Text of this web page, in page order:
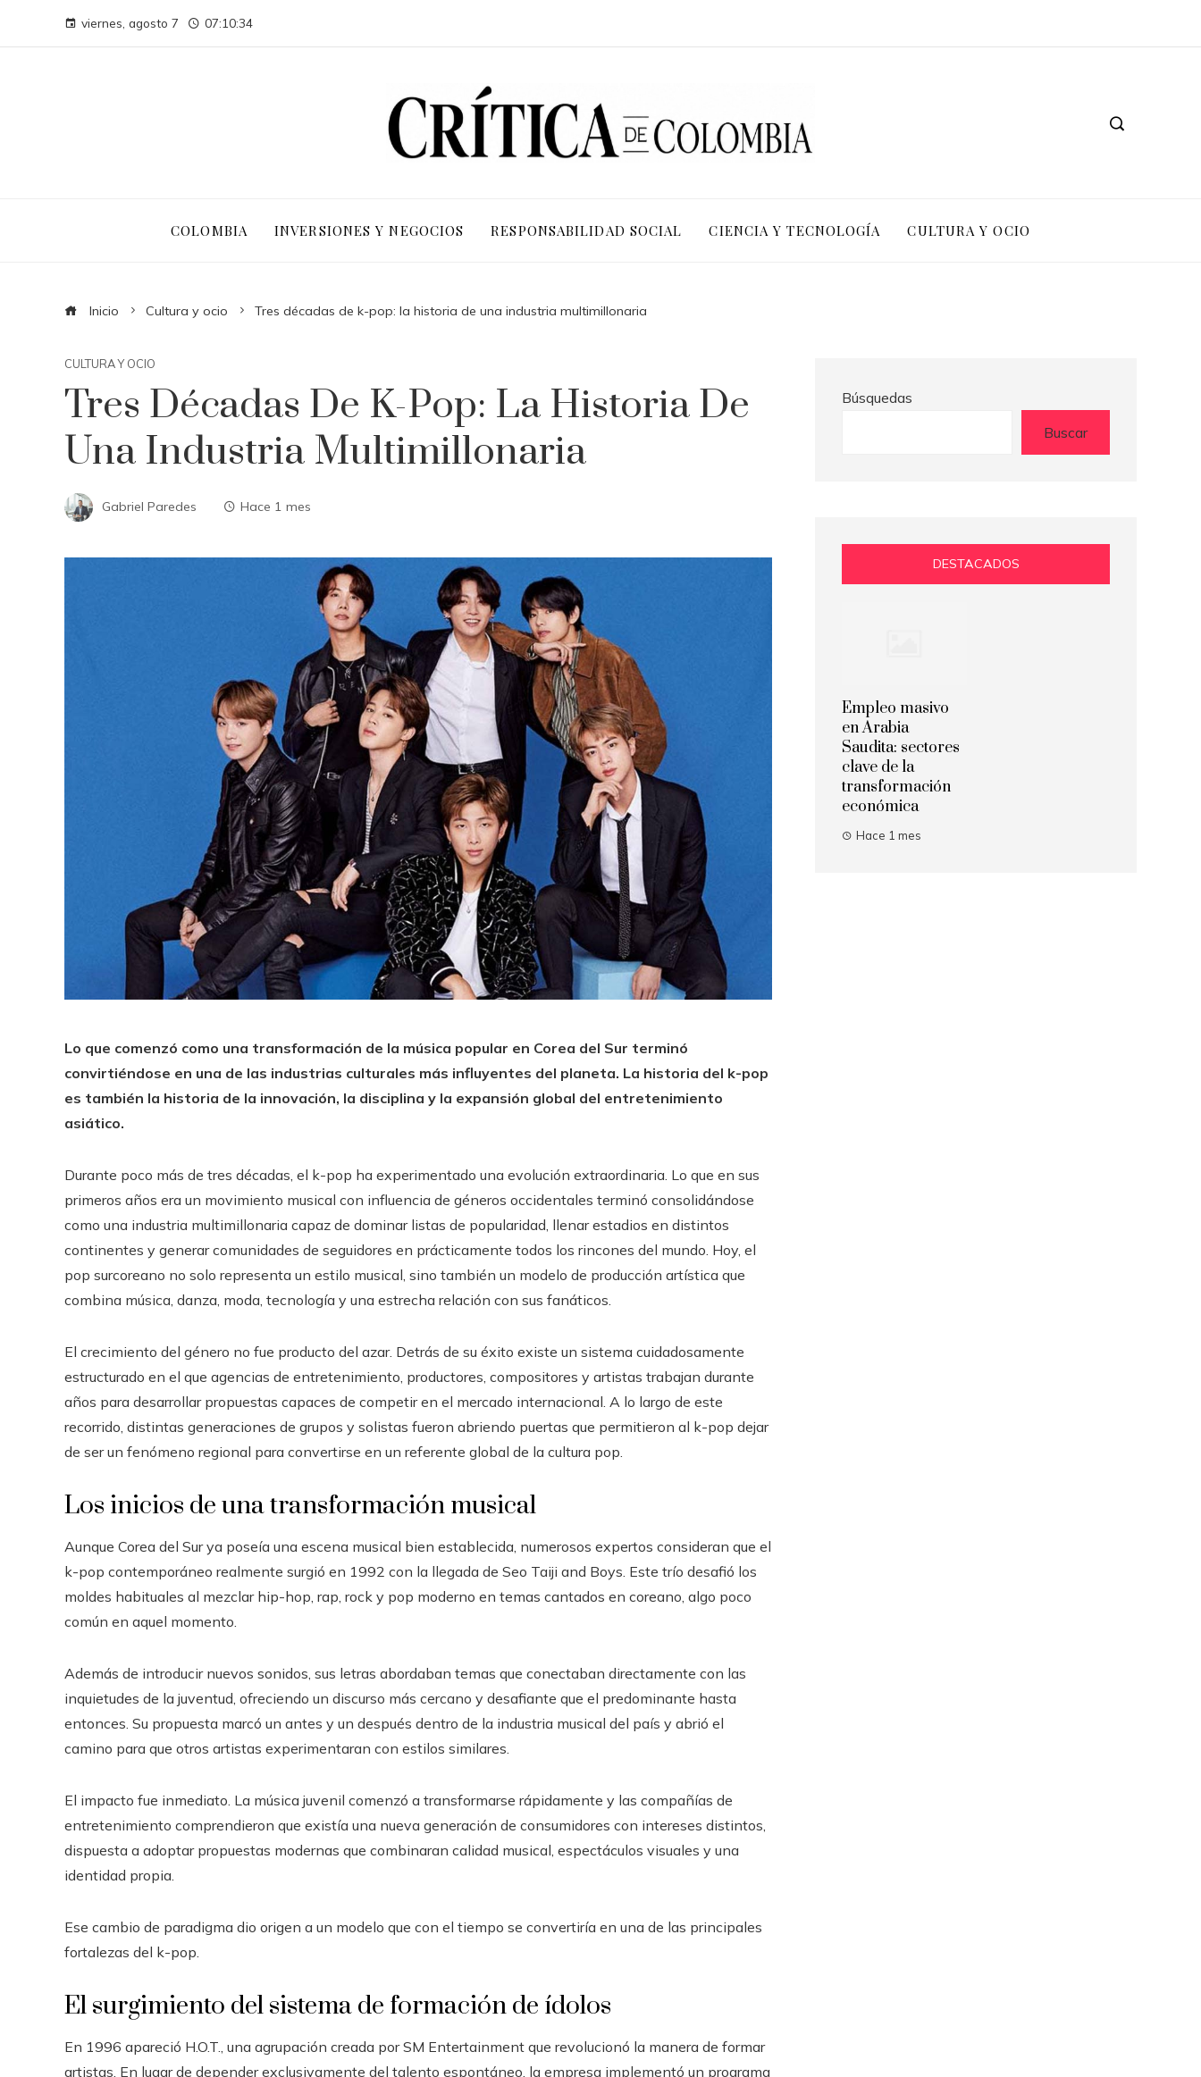
viernes, agosto 7 07:10:35
COLOMBIA INVERSIONES Y NEGOCIOS RESPONSABILIDAD SOCIAL CIENCIA Y TECNOLOGÍA CULTURA Y OCIO
Inicio Cultura y ocio Tres décadas de k-pop: la historia de una industria multimillonaria
CULTURA Y OCIO
Tres Décadas De K-Pop: La Historia De
Una Industria Multimillonaria
Gabriel Paredes Hace 1 mes
Lo que comenzó como una transformación de la música popular en Corea del Sur terminó
convirtiéndose en una de las industrias culturales más influyentes del planeta. La historia del k-pop
es también la historia de la innovación, la disciplina y la expansión global del entretenimiento
asiático.
Durante poco más de tres décadas, el k-pop ha experimentado una evolución extraordinaria. Lo que en sus
primeros años era un movimiento musical con influencia de géneros occidentales terminó consolidándose
como una industria multimillonaria capaz de dominar listas de popularidad, llenar estadios en distintos
continentes y generar comunidades de seguidores en prácticamente todos los rincones del mundo. Hoy, el
pop surcoreano no solo representa un estilo musical, sino también un modelo de producción artística que
combina música, danza, moda, tecnología y una estrecha relación con sus fanáticos.
El crecimiento del género no fue producto del azar. Detrás de su éxito existe un sistema cuidadosamente
estructurado en el que agencias de entretenimiento, productores, compositores y artistas trabajan durante
años para desarrollar propuestas capaces de competir en el mercado internacional. A lo largo de este
recorrido, distintas generaciones de grupos y solistas fueron abriendo puertas que permitieron al k-pop dejar
de ser un fenómeno regional para convertirse en un referente global de la cultura pop.
Los inicios de una transformación musical
Aunque Corea del Sur ya poseía una escena musical bien establecida, numerosos expertos consideran que el
k-pop contemporáneo realmente surgió en 1992 con la llegada de Seo Taiji and Boys. Este trío desafió los
moldes habituales al mezclar hip-hop, rap, rock y pop moderno en temas cantados en coreano, algo poco
común en aquel momento.
Además de introducir nuevos sonidos, sus letras abordaban temas que conectaban directamente con las
inquietudes de la juventud, ofreciendo un discurso más cercano y desafiante que el predominante hasta
entonces. Su propuesta marcó un antes y un después dentro de la industria musical del país y abrió el
camino para que otros artistas experimentaran con estilos similares.
El impacto fue inmediato. La música juvenil comenzó a transformarse rápidamente y las compañías de
entretenimiento comprendieron que existía una nueva generación de consumidores con intereses distintos,
dispuesta a adoptar propuestas modernas que combinaran calidad musical, espectáculos visuales y una
identidad propia.
Ese cambio de paradigma dio origen a un modelo que con el tiempo se convertiría en una de las principales
fortalezas del k-pop.
El surgimiento del sistema de formación de ídolos
En 1996 apareció H.O.T., una agrupación creada por SM Entertainment que revolucionó la manera de formar
artistas. En lugar de depender exclusivamente del talento espontáneo, la empresa implementó un programa
Búsquedas
Buscar
DESTACADOS
Empleo masivo
en Arabia
Saudita: sectores
clave de la
transformación
económica
Hace 1 mes